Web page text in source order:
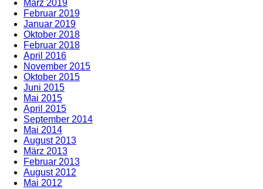
März 2019
Februar 2019
Januar 2019
Oktober 2018
Februar 2018
April 2016
November 2015
Oktober 2015
Juni 2015
Mai 2015
April 2015
September 2014
Mai 2014
August 2013
März 2013
Februar 2013
August 2012
Mai 2012